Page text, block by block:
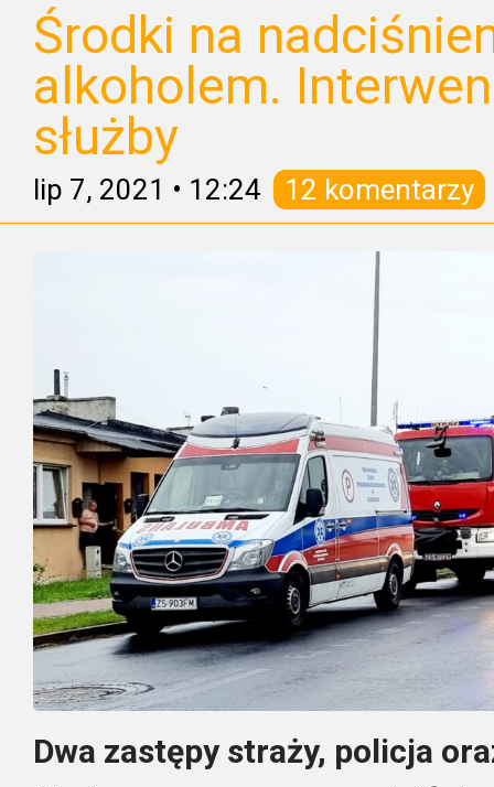
Środki na
alkoholem.
służby
lip 7, 2021 • 12:24 12 komentarzy
Dwa zastępy straży, policja